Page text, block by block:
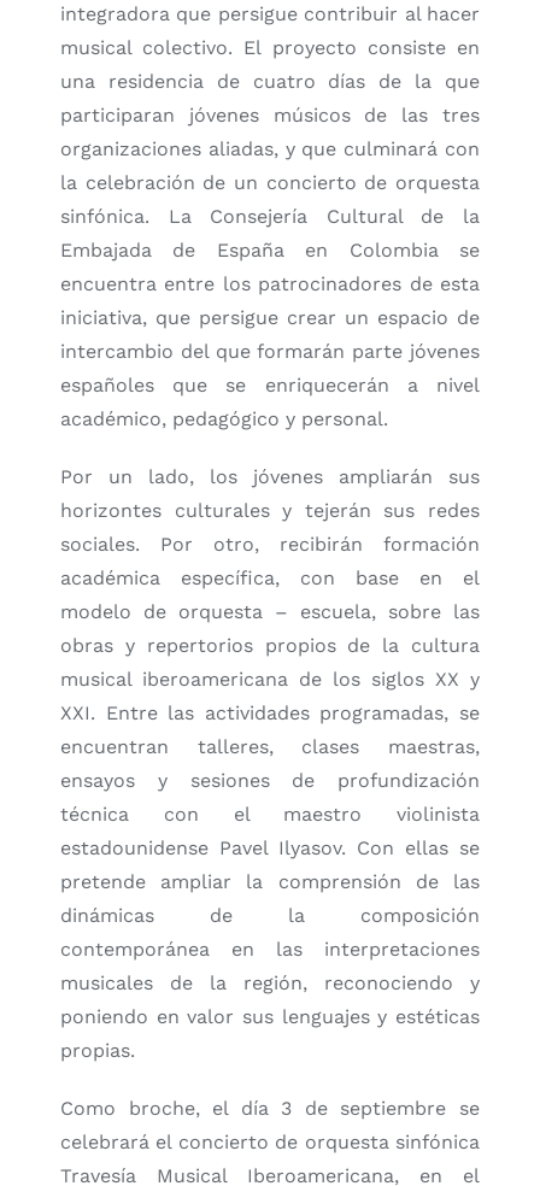
integradora que persigue contribuir al hacer
musical colectivo. El proyecto consiste en
una residencia de cuatro días de la que
participaran jóvenes músicos de las tres
organizaciones aliadas, y que culminará con
la celebración de un concierto de orquesta
sinfónica. La Consejería Cultural de la
Embajada de España en Colombia se
encuentra entre los patrocinadores de esta
iniciativa, que persigue crear un espacio de
intercambio del que formarán parte jóvenes
españoles que se enriquecerán a nivel
académico, pedagógico y personal.
Por un lado, los jóvenes ampliarán sus
horizontes culturales y tejerán sus redes
sociales. Por otro, recibirán formación
académica específica, con base en el
modelo de orquesta – escuela, sobre las
obras y repertorios propios de la cultura
musical iberoamericana de los siglos XX y
XXI. Entre las actividades programadas, se
encuentran talleres, clases maestras,
ensayos y sesiones de profundización
técnica con el maestro violinista
estadounidense Pavel Ilyasov. Con ellas se
pretende ampliar la comprensión de las
dinámicas de la composición
contemporánea en las interpretaciones
musicales de la región, reconociendo y
poniendo en valor sus lenguajes y estéticas
propias.
Como broche, el día 3 de septiembre se
celebrará el concierto de orquesta sinfónica
Travesía Musical Iberoamericana, en el